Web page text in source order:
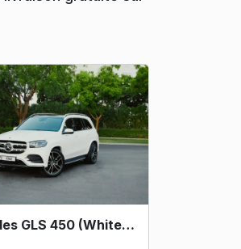
Mercedes GLS 450 (White) 2022